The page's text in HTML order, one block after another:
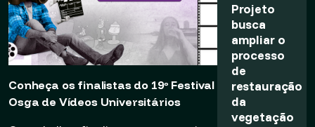
Conheça os finalistas do 19º Festival
Osga de Vídeos Universitários
Projeto
busca
ampliar o
processo
de
restauração
da
vegetação